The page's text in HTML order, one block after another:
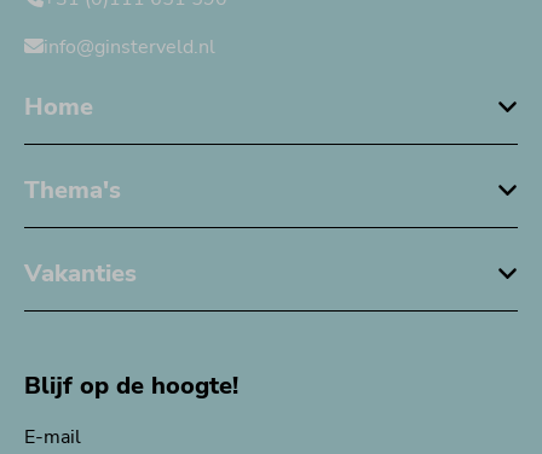
info@ginsterveld.nl
Home
Thema's
Vakanties
Blijf op de hoogte!
E-mail